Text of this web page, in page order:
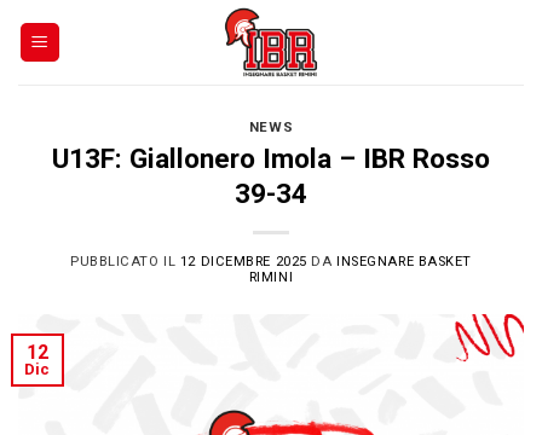
NEWS
U13F: Giallonero Imola – IBR Rosso
39-34
PUBBLICATO IL 12 DICEMBRE 2025 DAINSEGNARE BASKET
RIMINI
12
Dic